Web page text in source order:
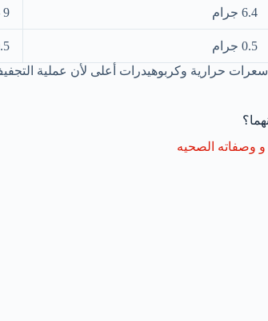
6.4 جرام 9 – 10 جرام
0.5 جرام
0.5
حرارية وكربوهيدرات أعلى لأن عملية
و وصفاته الصحيه